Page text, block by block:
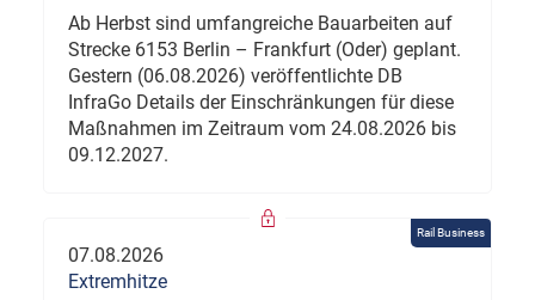
Ab Herbst sind umfangreiche Bauarbeiten auf
Strecke 6153 Berlin – Frankfurt (Oder) geplant.
Gestern (06.08.2026) veröffentlichte DB
InfraGo Details der Einschränkungen für diese
Maßnahmen im Zeitraum vom 24.08.2026 bis
09.12.2027.
Rail Business
07.08.2026
Extremhitze